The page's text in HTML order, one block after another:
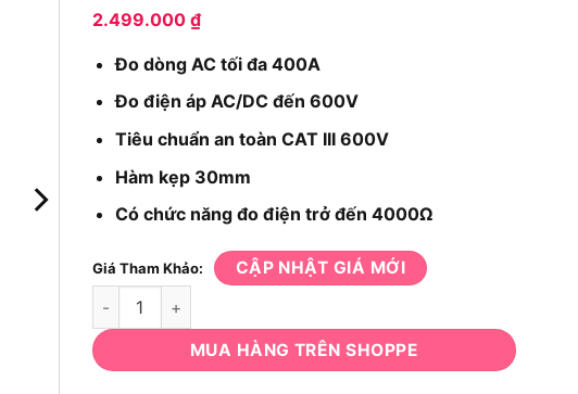
2.499.000 ₫
Đo dòng AC tối đa 400A
Đo điện áp AC/DC đến 600V
Tiêu chuẩn an toàn CAT III 600V
Hàm kẹp 30mm
Có chức năng đo điện trở đến 4000Ω
Giá Tham Khảo: CẬP NHẬT GIÁ MỚI
Ampe kìm Fluke 302+: Đo dòng AC 400A, CAT III 600V số lượng
MUA HÀNG TRÊN SHOPPE